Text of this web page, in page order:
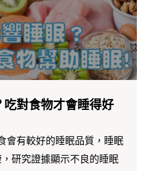
對食物才會睡得好
會有較好的睡眠品質，睡眠
研究證據顯示不良的睡眠